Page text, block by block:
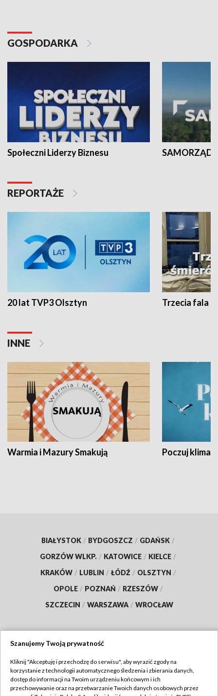
GOSPODARKA
Społeczni Liderzy Biznesu SAMORZĄD
REPORTAŻE
20 lat TVP3 Olsztyn Trzecia fala -
INNE
Warmia i Mazury Smakują Poczuj klimat
BIAŁYSTOK / BYDGOSZCZ / GDAŃSK /
GORZÓW WLKP. / KATOWICE / KIELCE /
KRAKÓW / LUBLIN / ŁÓDŹ / OLSZTYN /
OPOLE / POZNAŃ / RZESZÓW /
SZCZECIN / WARSZAWA / WROCŁAW
TVP
Abonament TVP
Regulamin TVP
Szanujemy Twoją prywatność
Kliknij "Akceptuję i przechodzę do serwisu", aby wyrazić zgody na
korzystanie z technologii automatycznego śledzenia i zbierania danych,
dostęp do informacji na Twoim urządzeniu końcowym i ich
przechowywanie oraz na przetwarzanie Twoich danych osobowych przez